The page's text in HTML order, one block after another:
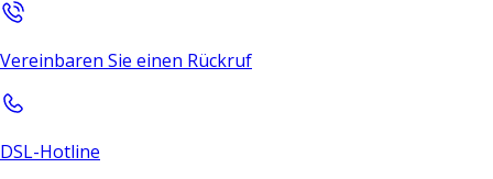
Vereinbaren Sie einen Rückruf
DSL-Hotline